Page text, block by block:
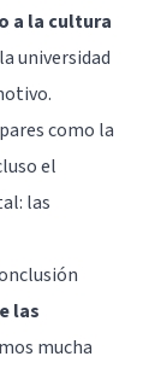
a la cultura
universidad
como la
el
las
las
mucha